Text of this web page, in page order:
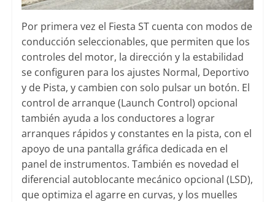
Por primera vez el Fiesta ST cuenta con modos de
conducción seleccionables, que permiten que los
controles del motor, la dirección y la estabilidad
se configuren para los ajustes Normal, Deportivo
y de Pista, y cambien con solo pulsar un botón. El
control de arranque (Launch Control) opcional
también ayuda a los conductores a lograr
arranques rápidos y constantes en la pista, con el
apoyo de una pantalla gráfica dedicada en el
panel de instrumentos. También es novedad el
diferencial autoblocante mecánico opcional (LSD),
que optimiza el agarre en curvas, y los muelles